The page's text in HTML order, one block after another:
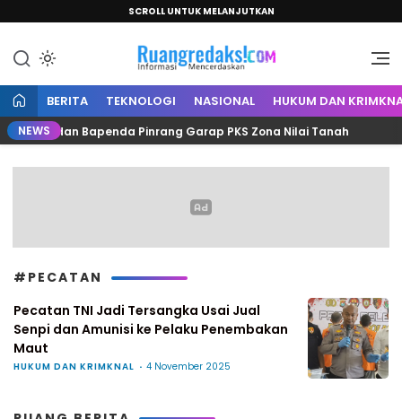
SCROLL UNTUK MELANJUTKAN
Ruang Redaksi
Informasi Mencerdaskan
BERITA TEKNOLOGI NASIONAL HUKUM DAN
NEWS
dan Bapenda Pinrang Garap PKS Zona Nilai Tanah
#PECATAN
Pecatan TNI Jadi Tersangka Usai Jual
Senpi dan Amunisi ke Pelaku Penembakan
Maut
HUKUM DAN KRIMKNAL 4 November 2025